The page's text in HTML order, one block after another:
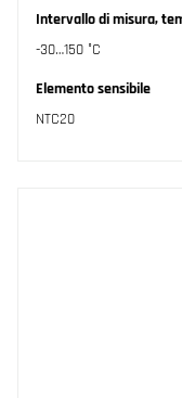
Intervallo di misura,
-30…150 °C
Elemento sensibile
NTC20